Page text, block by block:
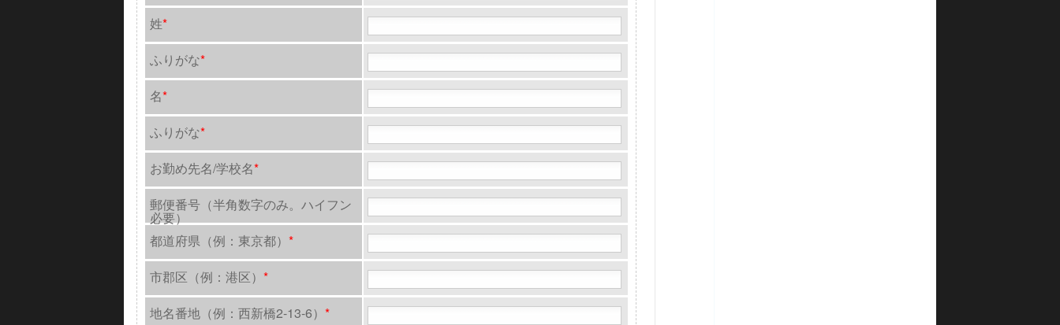
姓*
ふりがな*
名*
ふりがな*
お勤め先名/学校名*
郵便番号（半角数字のみ。ハイフン
必要）
都道府県（例：東京都） *
市郡区（例：港区） *
地名番地（例：西新橋2-13-6） *